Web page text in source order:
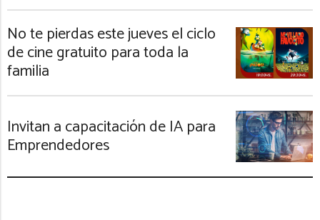
No te pierdas este jueves el ciclo
de cine gratuito para toda la
familia
Invitan a capacitación de IA para
Emprendedores